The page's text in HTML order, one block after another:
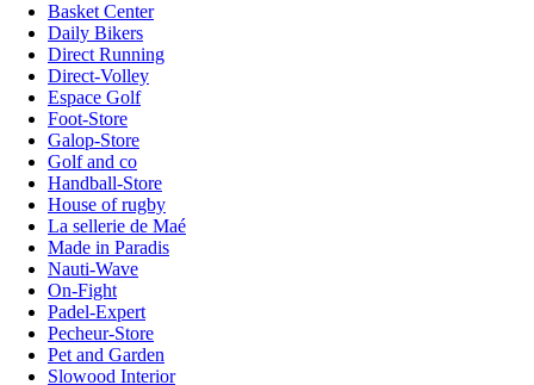
Basket Center
Daily Bikers
Direct Running
Direct-Volley
Espace Golf
Foot-Store
Galop-Store
Golf and co
Handball-Store
House of rugby
La sellerie de Maé
Made in Paradis
Nauti-Wave
On-Fight
Padel-Expert
Pecheur-Store
Pet and Garden
Slowood Interior